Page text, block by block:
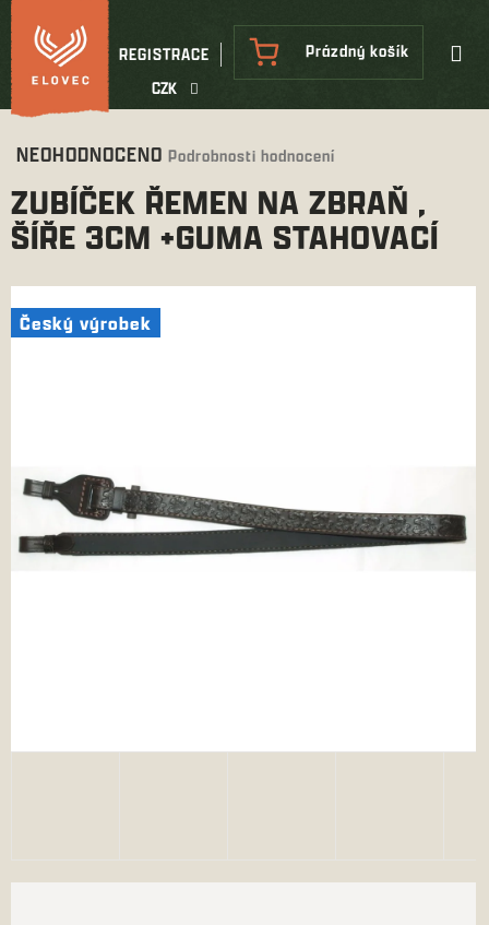
Přejít
na
obsah
CZK
REGISTRACE
NÁKUPNÍ
KOŠÍK
Prázdný košík
Průměrné
produktu
je
0,0
hvězdiček.
NEOHODNOCENO Podrobnosti hodnocení
ZUBÍČEK ŘEMEN NA ZBRAŇ ,
ŠÍŘE 3CM +GUMA STAHOVACÍ
Český výrobek
Český výrobek